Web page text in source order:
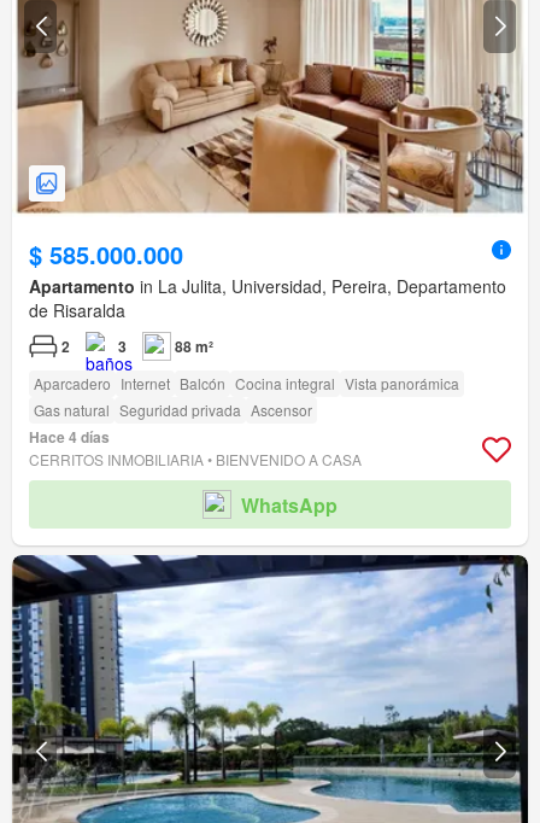
$ 585.000.000
Apartamento in La Julita, Universidad, Pereira, Departamento
de Risaralda
2 3 88 m²
Aparcadero Internet Balcón Cocina integral Vista panorámica
Gas natural Seguridad privada Ascensor
Hace 4 días
CERRITOS INMOBILIARIA • BIENVENIDO A CASA
WhatsApp